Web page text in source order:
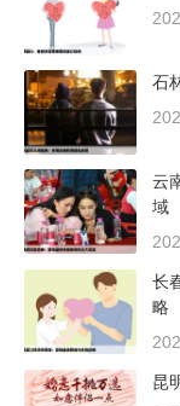
石
云
域
长
略
昆